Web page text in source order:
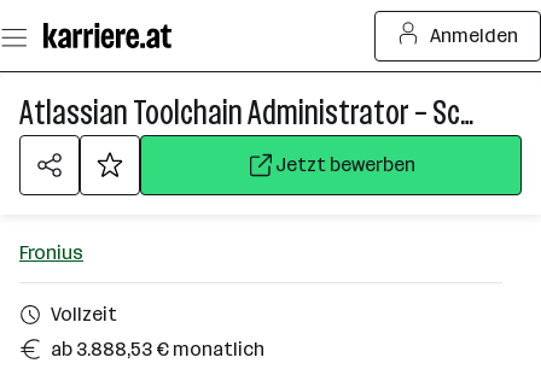
Seiteninhalt
springen
Anmelden
Atlassian Toolchain Administrator – Schwerpunkt Jira & Confluence (m/w/d)
Jetzt bewerben
Fronius
Vollzeit
ab 3.888,53 € monatlich